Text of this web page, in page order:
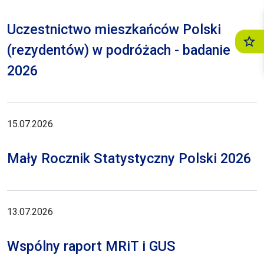
Uczestnictwo mieszkańców Polski
(rezydentów) w podróżach - badanie
2026
15.07.2026
Mały Rocznik Statystyczny Polski 2026
13.07.2026
Wspólny raport MRiT i GUS